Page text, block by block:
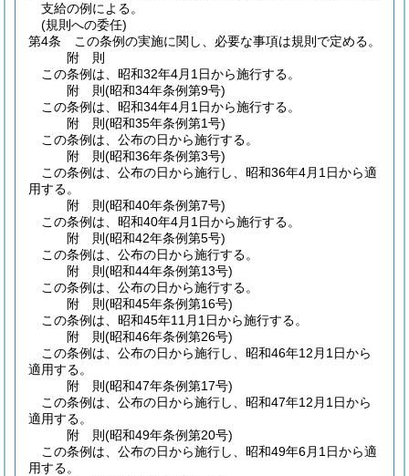
支給の例による。
(規則への委任)
第4条
この条例の実施に関し、必要な事項は規則で定める。
附 則
この条例は、昭和32年4月1日から施行する。
附 則(昭和34年条例第9号)
この条例は、昭和34年4月1日から施行する。
附 則(昭和35年条例第1号)
この条例は、公布の日から施行する。
附 則(昭和36年条例第3号)
この条例は、公布の日から施行し、昭和36年4月1日から適
用する。
附 則(昭和40年条例第7号)
この条例は、昭和40年4月1日から施行する。
附 則(昭和42年条例第5号)
この条例は、公布の日から施行する。
附 則(昭和44年条例第13号)
この条例は、公布の日から施行する。
附 則(昭和45年条例第16号)
この条例は、昭和45年11月1日から施行する。
附 則(昭和46年条例第26号)
この条例は、公布の日から施行し、昭和46年12月1日から
適用する。
附 則(昭和47年条例第17号)
この条例は、公布の日から施行し、昭和47年12月1日から
適用する。
附 則(昭和49年条例第20号)
この条例は、公布の日から施行し、昭和49年6月1日から適
用する。